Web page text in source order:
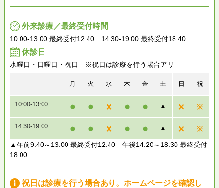
外来診療／最終受付時間
10:00-13:00 最終受付12:40 14:30-19:00 最終受付18:40
休診日
水曜日・日曜日・祝日 ※祝日は診療を行う場合アリ
月 火 水 木 金 土 日 祝
10:00-13:00 ▲
14:30-19:00 ▲
▲午前9:40～13:00 最終受付12:40 午後14:20～18:30 最終受付
18:00
祝日は診療を行う場合あり。ホームページを確認し